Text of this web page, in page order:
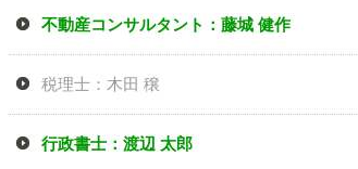
不動産コンサルタント：藤城 健作
税理士：木田 穣
行政書士：渡辺 太郎